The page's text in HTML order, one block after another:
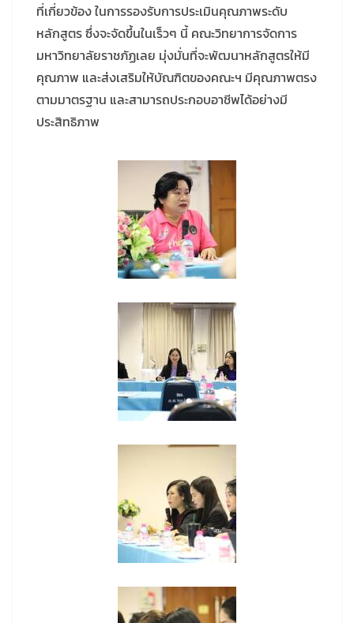
ที่เกี่ยวข้อง ในการรองรับการประเมินคุณภาพระดับ
หลักสูตร ซึ่งจะจัดขึ้นในเร็วๆ นี้ คณะวิทยาการจัดการ
มหาวิทยาลัยราชภัฏเลย มุ่งมั่นที่จะพัฒนาหลักสูตรให้มี
คุณภาพ และส่งเสริมให้บัณฑิตของคณะฯ มีคุณภาพตรง
ตามมาตรฐาน และสามารถประกอบอาชีพได้อย่างมี
ประสิทธิภาพ